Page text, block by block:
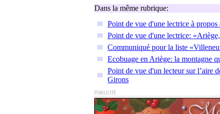
Dans la même rubrique:
Point de vue d'une lectrice à
Point de vue d'une lectrice:
Communiqué pour la liste
Ecobuage en Ariège: la montagne
Point de vue d'un lecteur sur l’aire
Girons